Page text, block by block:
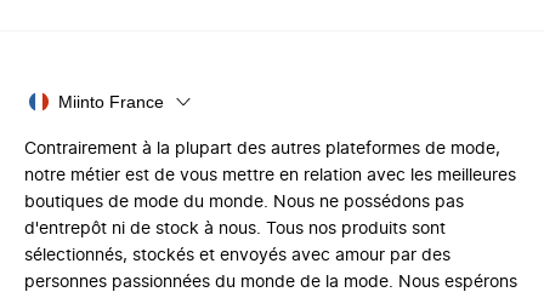
Miinto France
Contrairement à la plupart des autres plateformes de mode,
notre métier est de vous mettre en relation avec les meilleures
boutiques de mode du monde. Nous ne possédons pas
d'entrepôt ni de stock à nous. Tous nos produits sont
sélectionnés, stockés et envoyés avec amour par des
personnes passionnées du monde de la mode. Nous espérons